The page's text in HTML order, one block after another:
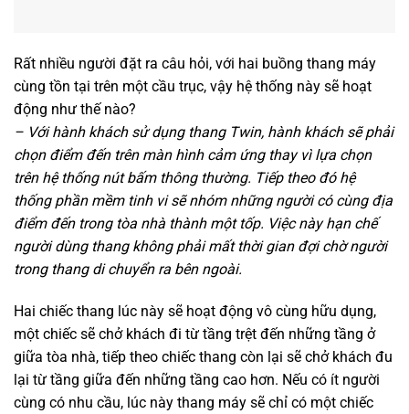
Rất nhiều người đặt ra câu hỏi, với hai buồng thang máy
cùng tồn tại trên một cầu trục, vậy hệ thống này sẽ hoạt
động như thế nào?
– Với hành khách sử dụng thang Twin, hành khách sẽ phải
chọn điểm đến trên màn hình cảm ứng thay vì lựa chọn
trên hệ thống nút bấm thông thường. Tiếp theo đó hệ
thống phần mềm tinh vi sẽ nhóm những người có cùng địa
điểm đến trong tòa nhà thành một tốp. Việc này hạn chế
người dùng thang không phải mất thời gian đợi chờ người
trong thang di chuyển ra bên ngoài.
Hai chiếc thang lúc này sẽ hoạt động vô cùng hữu dụng,
một chiếc sẽ chở khách đi từ tầng trệt đến những tầng ở
giữa tòa nhà, tiếp theo chiếc thang còn lại sẽ chở khách đu
lại từ tầng giữa đến những tầng cao hơn. Nếu có ít người
cùng có nhu cầu, lúc này thang máy sẽ chỉ có một chiếc